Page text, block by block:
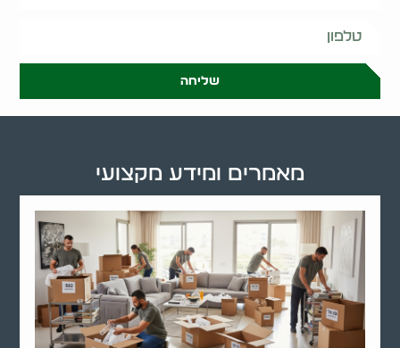
שליחה
מאמרים ומידע מקצועי